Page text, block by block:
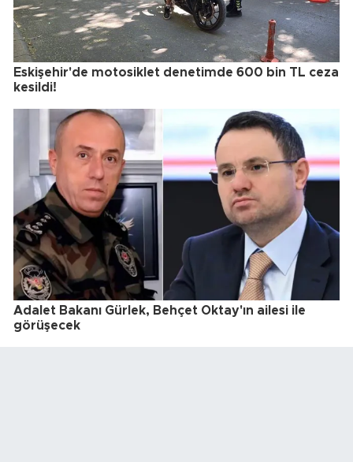
Eskişehir'de motosiklet denetimde 600 bin TL ceza
kesildi!
Adalet Bakanı Gürlek, Behçet Oktay'ın ailesi ile
görüşecek